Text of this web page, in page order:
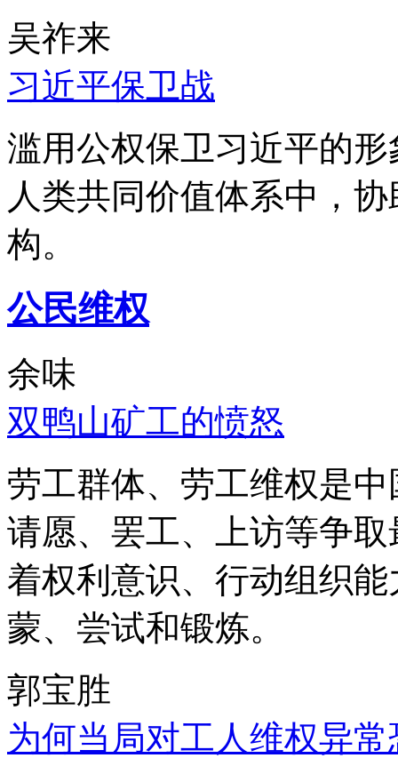
吴祚来
习近平保卫战
滥用公权保卫习近平的
人类共同价值体系中，
构。
公民维权
余味
双鸭山矿工的愤怒
劳工群体、劳工维权是
请愿、罢工、上访等争
着权利意识、行动组织
蒙、尝试和锻炼。
郭宝胜
为何当局对工人维权异